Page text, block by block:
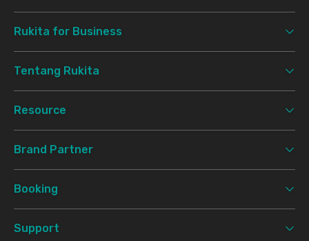
Rukita for Business
Tentang Rukita
Resource
Brand Partner
Booking
Support